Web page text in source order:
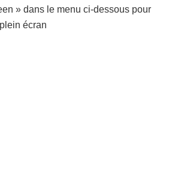
» dans le menu ci-dessous pour
écran